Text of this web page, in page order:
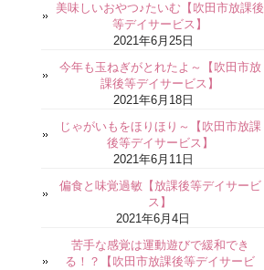
美味しいおやつ♪たいむ【吹田市放課後
等デイサービス】
2021年6月25日
今年も玉ねぎがとれたよ～【吹田市放
課後等デイサービス】
2021年6月18日
じゃがいもをほりほり～【吹田市放課
後等デイサービス】
2021年6月11日
偏食と味覚過敏【放課後等デイサービ
ス】
2021年6月4日
苦手な感覚は運動遊びで緩和でき
る！？【吹田市放課後等デイサービ